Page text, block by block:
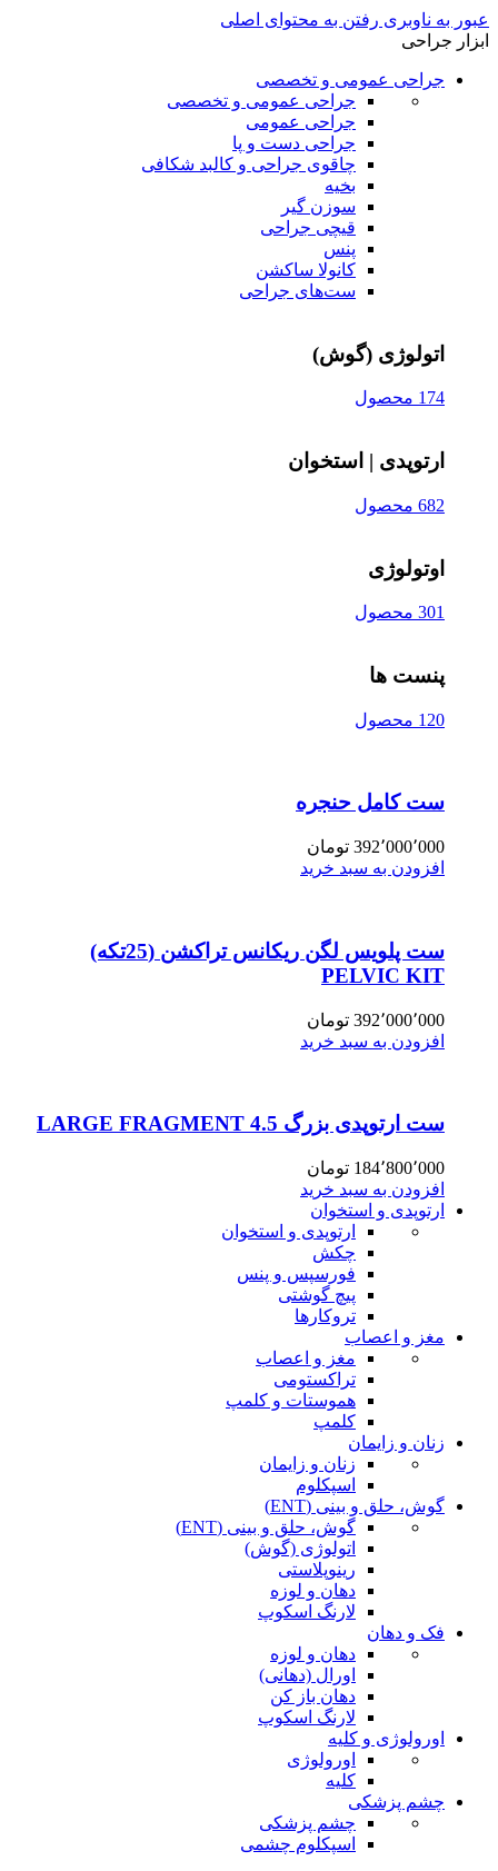
عبور به ناوبری رفتن به محتوای اصلی
ابزار جراحی
جراحی عمومی و تخصصی
جراحی عمومی و تخصصی
جراحی عمومی
جراحی دست و پا
چاقوی جراحی و کالبد شکافی
بخیه
سوزن‌ گیر
قیچی‌ جراحی
پنس
کانولا ساکشن
ست‌های جراحی
اتولوژی (گوش)
174 محصول
ارتوپدی | استخوان
682 محصول
اوتولوژی
301 محصول
پنست ها
120 محصول
ست کامل حنجره
392٬000٬000 تومان
افزودن به سبد خرید
ست پلویس لگن ریکانس تراکشن (25تکه)
PELVIC KIT
392٬000٬000 تومان
افزودن به سبد خرید
ست ارتوپدی بزرگ 4.5 LARGE FRAGMENT
184٬800٬000 تومان
افزودن به سبد خرید
ارتوپدی و استخوان
ارتوپدی و استخوان
چکش
فورسپس و پنس
پیچ گوشتی
تروکارها
مغز و اعصاب
مغز و اعصاب
تراکستومی
هموستات و کلمپ
کلمپ
زنان و زایمان
زنان و زایمان
اسپکلوم
گوش، حلق و بینی (ENT)
گوش، حلق و بینی (ENT)
اتولوژی (گوش)
رینوپلاستی
دهان و لوزه
لارنگ اسکوپ
فک و دهان
دهان و لوزه
اورال (دهانی)
دهان باز کن
لارنگ اسکوپ
اورولوژی و کلیه
اورولوژی
کلیه
چشم پزشکی
چشم پزشکی
اسپکلوم چشمی